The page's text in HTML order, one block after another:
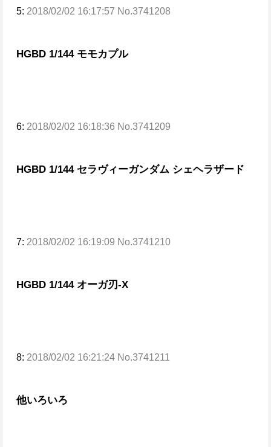
5: 2018/02/02 16:17:57 No.3741208
HGBD 1/144 モモカプル
6: 2018/02/02 16:18:36 No.3741209
HGBD 1/144 セラヴィーガンダム シェヘラザード
7: 2018/02/02 16:19:09 No.3741210
HGBD 1/144 オーガ刃-X
8: 2018/02/02 16:21:24 No.3741211
他いろいろ